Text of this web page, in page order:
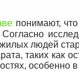
понимают,
людей
таких как
особенно